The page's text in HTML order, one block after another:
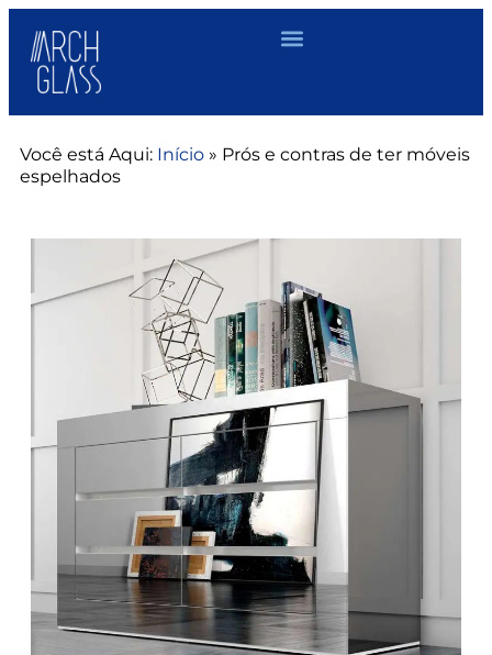
Você está Aqui: Início » Prós e contras de ter móveis
espelhados